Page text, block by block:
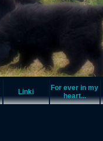
Linki
For ever in my
heart...